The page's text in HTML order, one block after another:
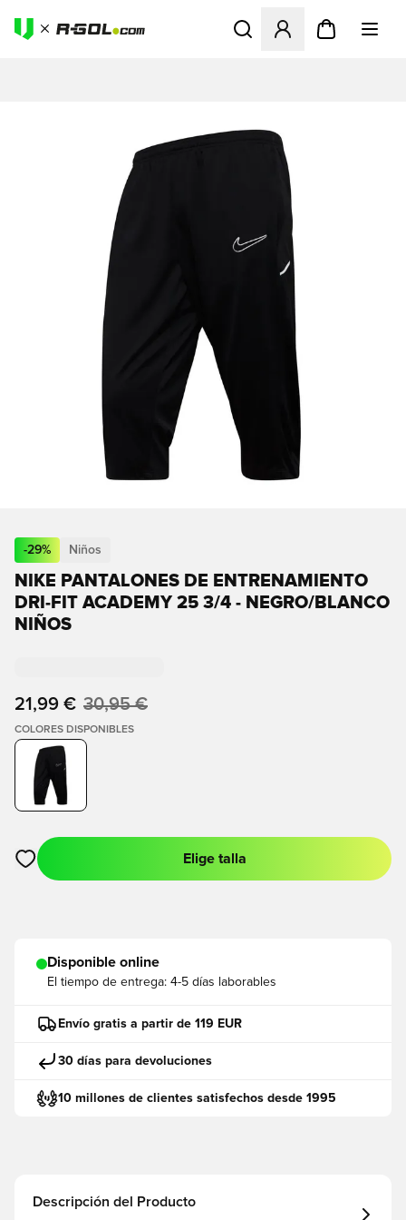
Abre un modal para iniciar
-29% Niños
NIKE PANTALONES DE ENTRENAMIENTO
DRI-FIT ACADEMY 25 3/4 - NEGRO/BLANCO
NIÑOS
21,99 € 30,95 €
COLORES DISPONIBLES
Abre un modal para iniciar sesión o registrarse como miembro
Elige talla
Disponible online
El tiempo de entrega: 4-5 días laborables
Envío gratis a partir de 119 EUR
30 días para devoluciones
10 millones de clientes satisfechos desde 1995
Descripción del Producto